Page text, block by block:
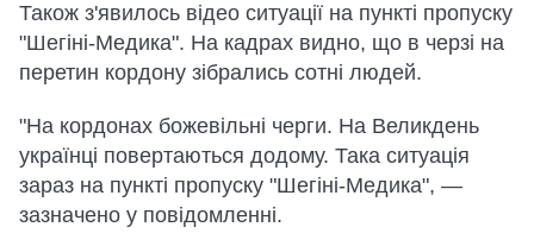
Також з'явилось відео ситуації на пункті пропуску
"Шегіні-Медика". На кадрах видно, що в черзі на
перетин кордону зібрались сотні людей.
"На кордонах божевільні черги. На Великдень
українці повертаються додому. Така ситуація
зараз на пункті пропуску "Шегіні-Медика", —
зазначено у повідомленні.